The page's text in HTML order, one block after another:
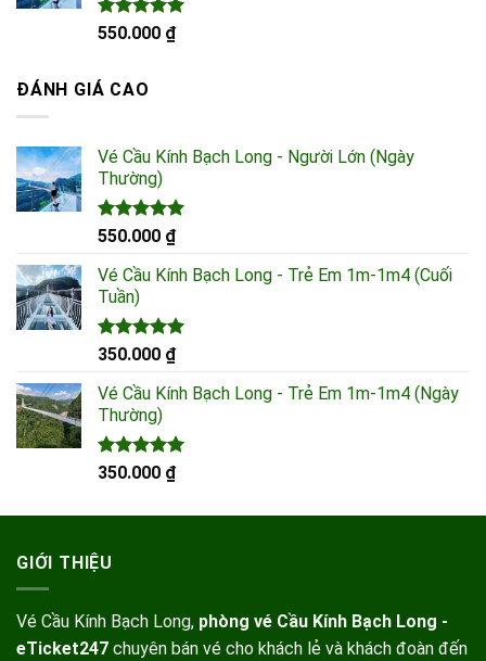
Được xếp
5.00
550.000 ₫
ĐÁNH GIÁ CAO
Vé Cầu Kính Bạch Long - Người Lớn (Ngày
Thường)
Được xếp
5.00
5 sao
550.000 ₫
Vé Cầu Kính Bạch Long - Trẻ Em 1m-1m4 (Cuối
Tuần)
Được xếp
5.00
5 sao
350.000 ₫
Vé Cầu Kính Bạch Long - Trẻ Em 1m-1m4 (Ngày
Thường)
Được xếp
5.00
350.000 ₫
GIỚI THIỆU
Vé Cầu Kính Bạch Long, phòng vé Cầu Kính Bạch Long -
eTicket247 chuyên bán vé cho khách lẻ và khách đoàn đến